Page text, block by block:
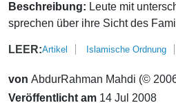
Beschreibung: Leute mit
sprechen über ihre Sicht des
LEER:Artikel Islamische Ordnung
von AbdurRahman Mahdi (©
Veröffentlicht am 14 Jul 2008